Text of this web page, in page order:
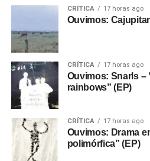
CRÍTICA 17 horas ago
Ouvimos:
CRÍTICA 17 horas ago
Ouvimos: Snarls –
rainbows” (EP)
CRÍTICA 17 horas ago
Ouvimos: Drama
polimórfica” (EP)